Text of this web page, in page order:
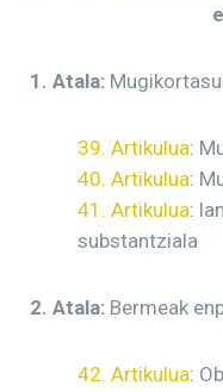
1. Atala:
39. Artikulua:
40. Artikulua:
41. Artikulua:
substantziala
2. Atala: Bermeak
42. Artikulua: